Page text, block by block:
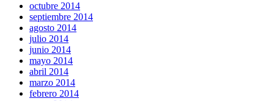
octubre 2014
septiembre 2014
agosto 2014
julio 2014
junio 2014
mayo 2014
abril 2014
marzo 2014
febrero 2014